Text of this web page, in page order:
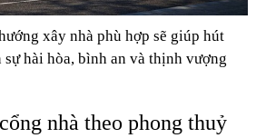
xây nhà phù hợp sẽ giúp hút
hài hòa, bình an và thịnh vượng
nhà theo phong thuỷ